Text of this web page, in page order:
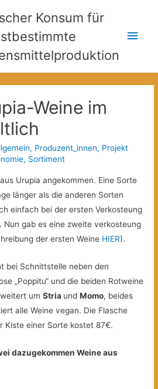
Konsum für
Weine im
, Produzent_innen, Projekt
, Sortiment
Urupia angekommen. Eine Sorte
länger als die anderen Sorten
einfach bei der ersten Verkosteung
Nun gab es eine zweite verkosteung
der ersten Weine HIER).
bei Schnittstelle neben den
„Poppitu“ und die beiden Rotweine
umStria undMomo, beides
alle Weine vegan. Die Flasche
Kiste einer Sorte kostet 87€.
dazugekommen Weine aus